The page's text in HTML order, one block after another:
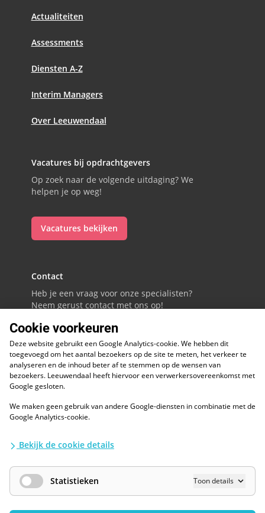
Actualiteiten
Assessments
Diensten A-Z
Interim Managers
Over Leeuwendaal
Contact
Heb je een vraag voor onze specialisten?
Neem gerust contact met ons op!
088 - 0086800
Volg ons op LinkedIn
Vacatures bij opdrachtgevers
Op zoek naar de volgende uitdaging? We
helpen je op weg!
Vacatures bekijken
ESG
Diversiteit en inclusie
Algemene voorwaarden
Waarborgen privacy en informatiebeveiliging
AI / LLM
Privacybescherming
Cookie voorkeuren
Deze website gebruikt een Google Analytics-cookie. We hebben dit
toegevoegd om het aantal bezoekers op de site te meten, het verkeer te
analyseren en de inhoud beter af te stemmen op de wensen van
bezoekers. Leeuwendaal heeft hiervoor een verwerkersovereenkomst met
Google gesloten.
We maken geen gebruik van andere Google-diensten in combinatie met de
Google Analytics-cookie.
Bekijk de cookie details
Statistieken Toon details